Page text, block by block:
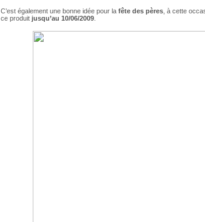
C’est également une bonne idée pour la fête des pères , à cette
ce produit jusqu’au 10/06/2009